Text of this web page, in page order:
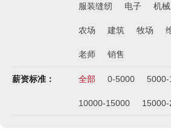
服装缝纫 电子 机械
农场 建筑 牧场
老师 销售
薪资标准： 全部 0-5000
10000-15000
俄罗斯-钢
德国食品厂